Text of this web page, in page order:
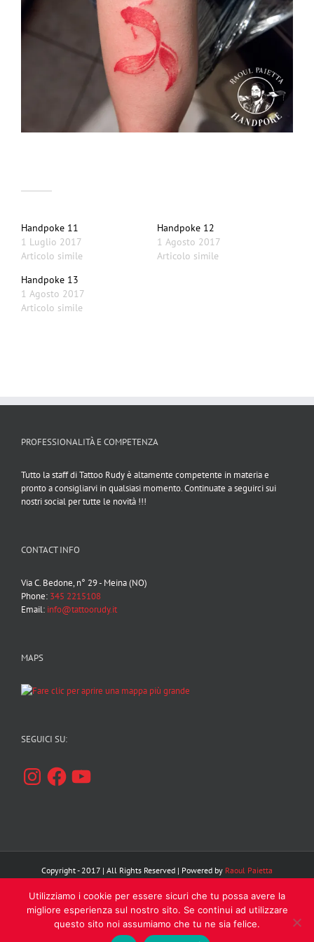
Handpoke 11
1 Luglio 2017
Articolo simile
Handpoke 12
1 Agosto 2017
Articolo simile
Handpoke 13
1 Agosto 2017
Articolo simile
PROFESSIONALITÀ E COMPETENZA
Tutto la staff di Tattoo Rudy è altamente competente in materia e
pronto a consigliarvi in qualsiasi momento. Continuate a seguirci sui
nostri social per tutte le novità !!!
CONTACT INFO
Via C. Bedone, n° 29 - Meina (NO)
Phone: 345 2215108
Email: info@tattoorudy.it
MAPS
SEGUICI SU:
InstagramFacebookYouTube
Copyright - 2017 | All Rights Reserved | Powered by Raoul Paietta
FacebookInstagram
YouTube
Utilizziamo i cookie per essere sicuri che tu possa avere la
migliore esperienza sul nostro sito. Se continui ad utilizzare
questo sito noi assumiamo che tu ne sia felice.